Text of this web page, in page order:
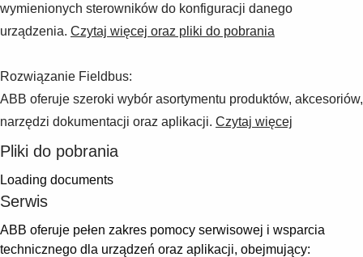
wymienionych sterowników do konfiguracji danego
urządzenia. Czytaj więcej oraz pliki do pobrania
Rozwiązanie Fieldbus:
ABB oferuje szeroki wybór asortymentu produktów, akcesoriów,
narzędzi dokumentacji oraz aplikacji. Czytaj więcej
Pliki do pobrania
Loading documents
Serwis
ABB oferuje pełen zakres pomocy serwisowej i wsparcia
technicznego dla urządzeń oraz aplikacji, obejmujący: